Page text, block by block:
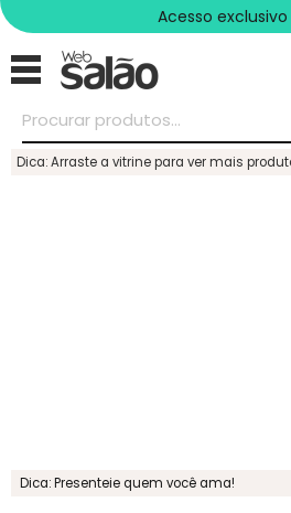
Acesso
Dica: Arraste a vitrine para ver mais
Dica: Presenteie quem você ama!